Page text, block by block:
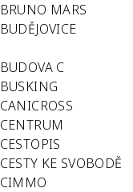
BRUNO MARS
BUDĚJOVICE
BUDOVA C
BUSKING
CANICROSS
CENTRUM
CESTOPIS
CESTY KE SVOBODĚ
CIMMO